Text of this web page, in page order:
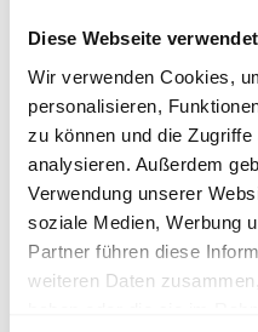
Diese Webseite
Wir verwenden Cookies,
personalisieren,
zu können und die
analysieren. Außerdem
Verwendung unserer
soziale Medien, Werbung
Partner führen diese
weiteren Daten